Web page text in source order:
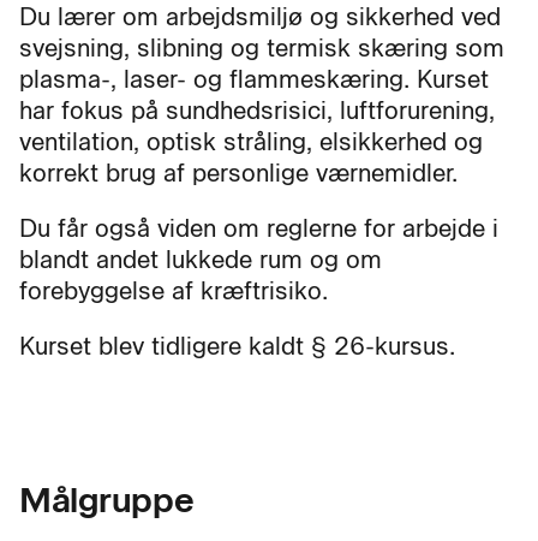
Du lærer om arbejdsmiljø og sikkerhed ved
svejsning, slibning og termisk skæring som
plasma-, laser- og flammeskæring. Kurset
har fokus på sundhedsrisici, luftforurening,
ventilation, optisk stråling, elsikkerhed og
korrekt brug af personlige værnemidler.
Du får også viden om reglerne for arbejde i
blandt andet lukkede rum og om
forebyggelse af kræftrisiko.
Kurset blev tidligere kaldt § 26-kursus.
Målgruppe